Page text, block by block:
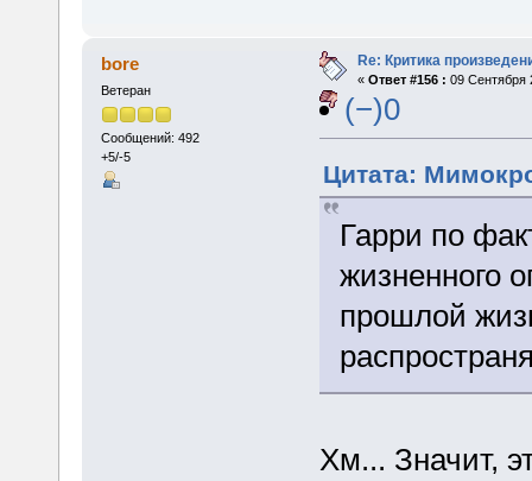
bore
Ветеран
Сообщений: 492
+5/-5
Re: Критика
« Ответ #156 : 09 Сентября
(−)0
Цитата:
Гарри по
жизненного
прошлой
Хм... Значит,